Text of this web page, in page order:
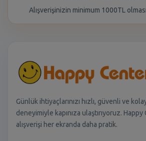
Alışverişinizin minimum 1000TL
Günlük ihtiyaçlarınızı hızlı, güvenli ve
deneyimiyle kapınıza ulaştırıyoruz.
alışverişi her ekranda daha pratik.